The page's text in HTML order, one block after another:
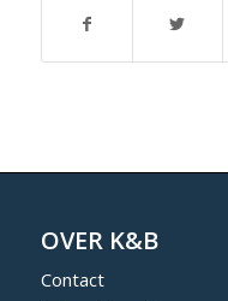
OVER K&B
Contact